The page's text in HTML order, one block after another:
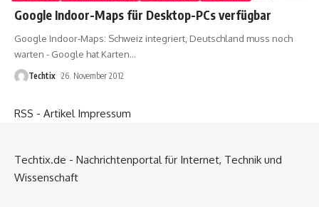
Google Indoor-Maps für Desktop-PCs verfügbar
Google Indoor-Maps: Schweiz integriert, Deutschland muss noch
warten - Google hat Karten…
Techtix 26. November 2012
RSS - Artikel Impressum
Techtix.de - Nachrichtenportal für Internet, Technik und
Wissenschaft